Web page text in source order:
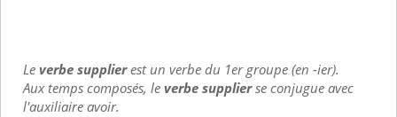
Leverbe supplierest un verbe du 1er groupe (en -ier).
Aux temps composés, leverbe supplierse conjugue avec
l'auxiliaire avoir.